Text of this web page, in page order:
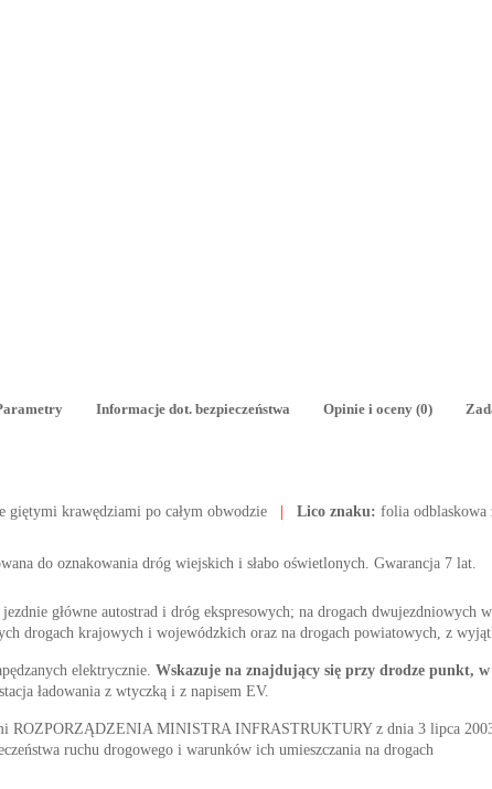
Informacje dot. bezpieczeństwa Opinie i oceny (0)
giętymi krawędziami po całym obwodzie Lico znaku: folia odblaskowa
do oznakowania dróg wiejskich i słabo oświetlonych. Gwarancja 7 lat.
główne autostrad i dróg ekspresowych; na drogach dwujezdniowych
drogach krajowych i wojewódzkich oraz na drogach powiatowych, z
elektrycznie. Wskazuje na znajdujący się przy drodze punkt,
ładowania z wtyczką i z napisem EV.
ROZPORZĄDZENIA MINISTRA INFRASTRUKTURY z dnia 3 lipca
ruchu drogowego i warunków ich umieszczania na drogach